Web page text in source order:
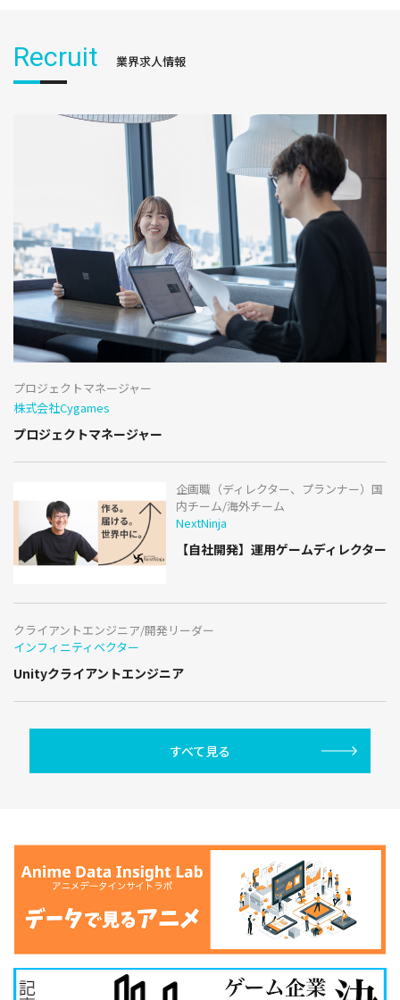
Recruit 業界求人情報
プロジェクトマネージャー
株式会社Cygames
プロジェクトマネージャー
企画職（ディレクター、プランナー）国
内チーム/海外チーム
NextNinja
【自社開発】運用ゲームディレクター
クライアントエンジニア/開発リーダー
インフィニティベクター
Unityクライアントエンジニア
すべて見る